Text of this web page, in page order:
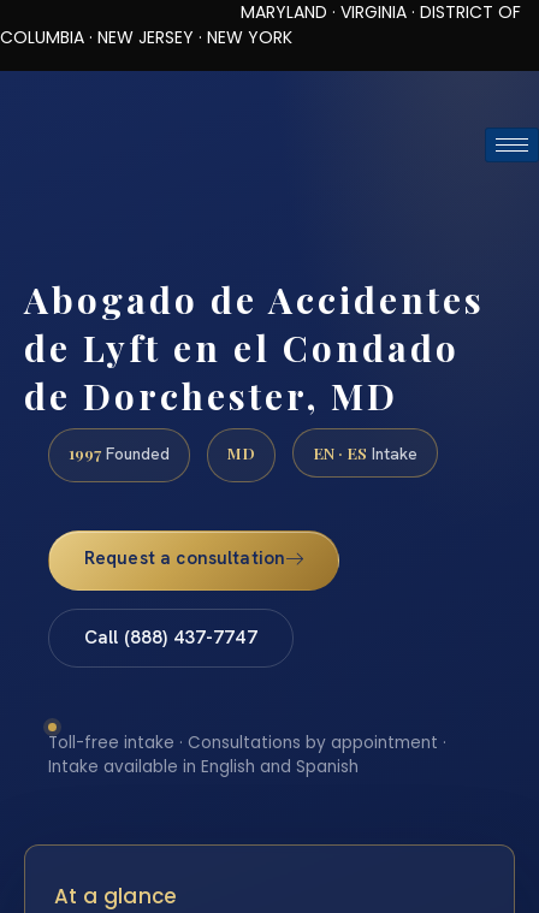
MARYLAND · VIRGINIA · DISTRICT OF
COLUMBIA · NEW JERSEY · NEW YORK
Abogado de Accidentes
de Lyft en el Condado
de Dorchester, MD
1997 Founded MD EN · ES Intake
Request a consultation
Call (888) 437-7747
Toll-free intake · Consultations by appointment ·
Intake available in English and Spanish
At a glance